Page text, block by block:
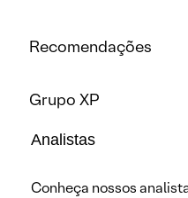
Recomendações
Grupo XP
Analistas
Conheça nossos